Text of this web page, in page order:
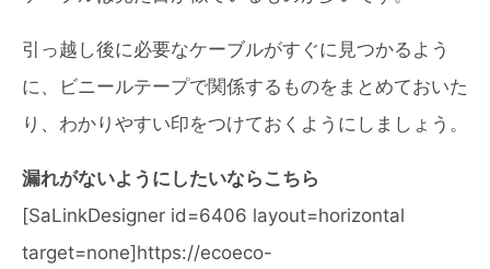
引っ越し後に必要なケーブルがすぐに見つかるよう
に、ビニールテープで関係するものをまとめておいた
り、わかりやすい印をつけておくようにしましょう。
漏れがないようにしたいならこちら
[SaLinkDesigner id=6406 layout=horizontal
target=none]https://ecoeco-